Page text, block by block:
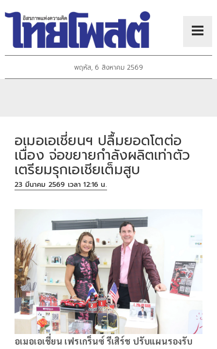
พฤหัส, 6 สิงหาคม 2569
อเมอเอเชี่ยนฯ ปลื้มยอดโตต่อ
เนื่อง จ่อขยายกำลังผลิตเท่าตัว
เตรียมรุกเอเชียเต็มสูบ
23 มีนาคม 2569 เวลา 12:16 น.
อเมอเอเชี่ยน เฟรเกร็นซ์ รีเสิร์ช ปรับแผนรองรับ